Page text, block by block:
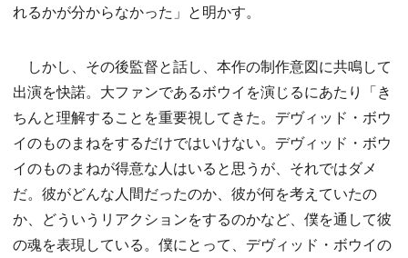
れるかが分からなかった」と明かす。
しかし、その後監督と話し、本作の制作意図に共鳴して
出演を快諾。大ファンであるボウイを演じるにあたり「き
ちんと理解することを重要視してきた。デヴィッド・ボウ
イのものまねをするだけではいけない。デヴィッド・ボウ
イのものまねが得意な人はいると思うが、それではダメ
だ。彼がどんな人間だったのか、彼が何を考えていたの
か、どういうリアクションをするのかなど、僕を通して彼
の魂を表現している。僕にとって、デヴィッド・ボウイの